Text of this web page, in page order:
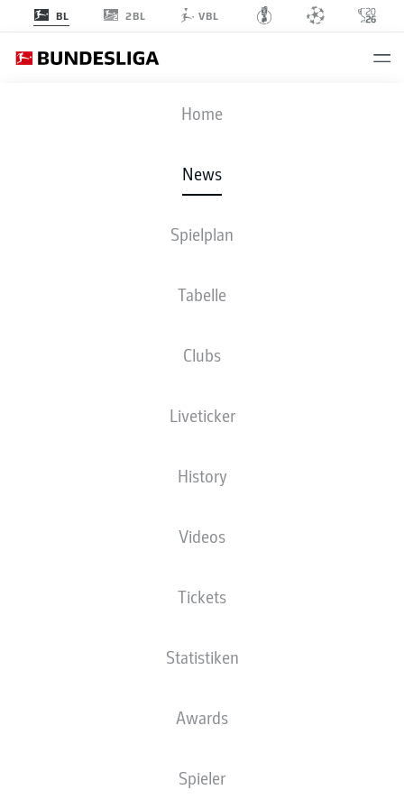
BL 2BL VBL
Home
News
Spielplan
Tabelle
Clubs
Liveticker
History
Videos
Tickets
Statistiken
Awards
Spieler
- © DANIEL ROLAND/AFP/Getty Images
MÖNCHENGLADBACH,
EINTRACHT FRANKFURT:
CHAMPIONS-LEAGUE-